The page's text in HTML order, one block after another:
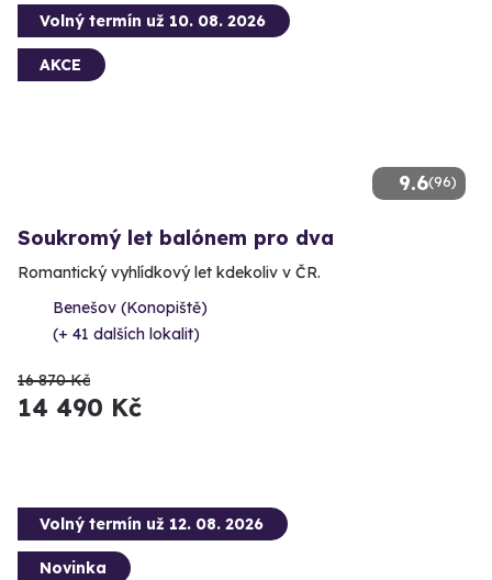
9.6(96)
Volný termín už 10. 08. 2026
AKCE
Soukromý let balónem pro dva
Romantický vyhlídkový let kdekoliv v ČR.
Benešov (Konopiště)
(+ 41 dalších lokalit)
16 870 Kč
14 490 Kč
Volný termín už 12. 08. 2026
Novinka